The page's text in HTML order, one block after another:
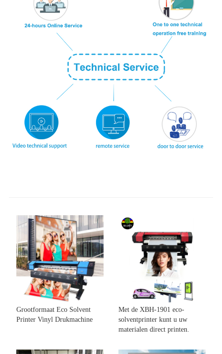
Grootformaat Eco Solvent
Printer Vinyl Drukmachine
Met de XBH-1901 eco-
solventprinter kunt u uw
materialen direct printen.